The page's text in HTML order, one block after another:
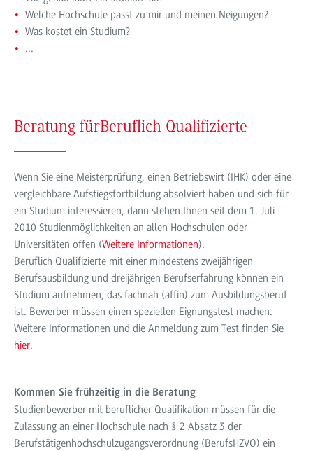
Welche Hochschule passt zu mir und meinen Neigungen?
Was kostet ein Studium?
...
Beratung fürBeruflich Qualifizierte
Wenn Sie eine Meisterprüfung, einen Betriebswirt (IHK) oder eine
vergleichbare Aufstiegsfortbildung absolviert haben und sich für
ein Studium interessieren, dann stehen Ihnen seit dem 1. Juli
2010 Studienmöglichkeiten an allen Hochschulen oder
Universitäten offen (Weitere Informationen).
Beruflich Qualifizierte mit einer mindestens zweijährigen
Berufsausbildung und dreijährigen Berufserfahrung können ein
Studium aufnehmen, das fachnah (affin) zum Ausbildungsberuf
ist. Bewerber müssen einen speziellen Eignungstest machen.
Weitere Informationen und die Anmeldung zum Test finden Sie
hier.
Kommen Sie frühzeitig in die Beratung
Studienbewerber mit beruflicher Qualifikation müssen für die
Zulassung an einer Hochschule nach § 2 Absatz 3 der
Berufstätigenhochschulzugangsverordnung (BerufsHZVO) ein